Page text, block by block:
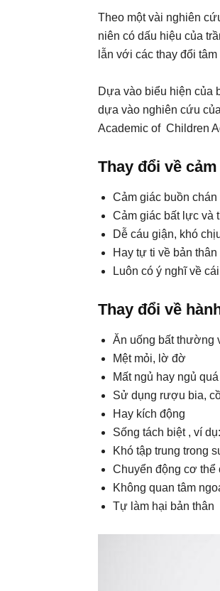
Theo một vài nghiên
niên có dấu hiệu của
lẫn với các thay đổi
Dựa vào biểu hiện của
dựa vào nghiên cứu
Academic of Children
Thay đổi về
Cảm giác buồn chán
Cảm giác bất lực và
Dễ cáu giận, khó
Hay tự ti về bản thân
Luôn có ý nghĩ về
Thay đổi về
Ăn uống bất thường
Mệt mỏi, lờ đờ
Mất ngủ hay ngủ
Sử dụng rượu bia,
Hay kích động
Sống tách biệt , ví
Khó tập trung trong
Chuyển động cơ thể
Không quan tâm
Tự làm hại bản thân